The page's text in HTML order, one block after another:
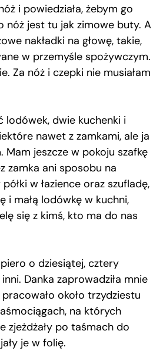
i powiedziała, żebym go
nóż jest tu jak zimowe buty. A
nakładki na głowę, takie,
w przemyśle spożywczym.
Za nóż i czepki nie musiałam
lodówek, dwie kuchenki i
nawet z zamkami, ale ja
Mam jeszcze w pokoju szafkę
zamka ani sposobu na
w łazience oraz szufladę,
i małą lodówkę w kuchni,
się z kimś, kto ma do nas
o dziesiątej, cztery
Danka zaprowadziła mnie
około trzydziestu
na których
zjeżdżały po taśmach do
je w folię.